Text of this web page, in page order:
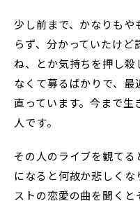
少し前まで、かなりも
らず、分かっていたけ
ね、とか気持ちを押し
なくて募るばかりで、
直っています。今まで生
人です。
その人のライブを観てる
になると何故か悲しく
ストの恋愛の曲を聞く